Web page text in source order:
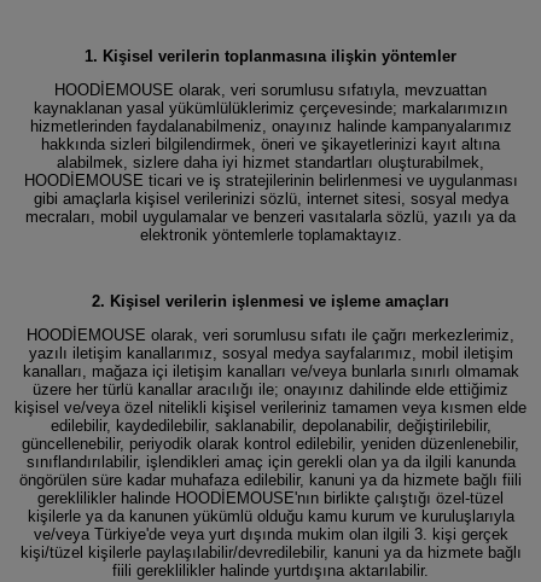
1. Kişisel verilerin toplanmasına ilişkin yöntemler
HOODİEMOUSE olarak, veri sorumlusu sıfatıyla, mevzuattan
kaynaklanan yasal yükümlülüklerimiz çerçevesinde; markalarımızın
hizmetlerinden faydalanabilmeniz, onayınız halinde kampanyalarımız
hakkında sizleri bilgilendirmek, öneri ve şikayetlerinizi kayıt altına
alabilmek, sizlere daha iyi hizmet standartları oluşturabilmek,
HOODİEMOUSE ticari ve iş stratejilerinin belirlenmesi ve uygulanması
gibi amaçlarla kişisel verilerinizi sözlü, internet sitesi, sosyal medya
mecraları, mobil uygulamalar ve benzeri vasıtalarla sözlü, yazılı ya da
elektronik yöntemlerle toplamaktayız.
2. Kişisel verilerin işlenmesi ve işleme amaçları
HOODİEMOUSE olarak, veri sorumlusu sıfatı ile çağrı merkezlerimiz,
yazılı iletişim kanallarımız, sosyal medya sayfalarımız, mobil iletişim
kanalları, mağaza içi iletişim kanalları ve/veya bunlarla sınırlı olmamak
üzere her türlü kanallar aracılığı ile; onayınız dahilinde elde ettiğimiz
kişisel ve/veya özel nitelikli kişisel verileriniz tamamen veya kısmen elde
edilebilir, kaydedilebilir, saklanabilir, depolanabilir, değiştirilebilir,
güncellenebilir, periyodik olarak kontrol edilebilir, yeniden düzenlenebilir,
sınıflandırılabilir, işlendikleri amaç için gerekli olan ya da ilgili kanunda
öngörülen süre kadar muhafaza edilebilir, kanuni ya da hizmete bağlı fiili
gereklilikler halinde HOODİEMOUSE'nın birlikte çalıştığı özel-tüzel
kişilerle ya da kanunen yükümlü olduğu kamu kurum ve kuruluşlarıyla
ve/veya Türkiye'de veya yurt dışında mukim olan ilgili 3. kişi gerçek
kişi/tüzel kişilerle paylaşılabilir/devredilebilir, kanuni ya da hizmete bağlı
fiili gereklilikler halinde yurtdışına aktarılabilir.